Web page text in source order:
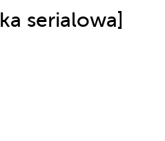
serialowa]